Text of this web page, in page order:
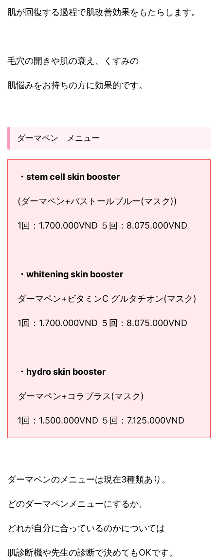
肌が回復する過程で肌改善効果をもたらします。
毛穴の開きや肌の衰え、くすみの
肌悩みをお持ちの方に効果的です。
ダーマペン メニュー
・stem cell skin booster
(ダーマペン+バストールブルー(マスク))
1回：1.700.000VND ５回：8.075.000VND
・whitening skin booster
ダーマペン+ビタミンC グルタチオン(マスク)
1回：1.700.000VND ５回：8.075.000VND
・hydro skin booster
ダーマペン+コラブラス(マスク)
1回：1.500.000VND ５回：7.125.000VND
ダーマペンのメニューは現在3種類あり。
どのダーマペンメニューにするか、
どれが自分に合っているのかについては
肌診断機や先生の診断で決めてもOKです。